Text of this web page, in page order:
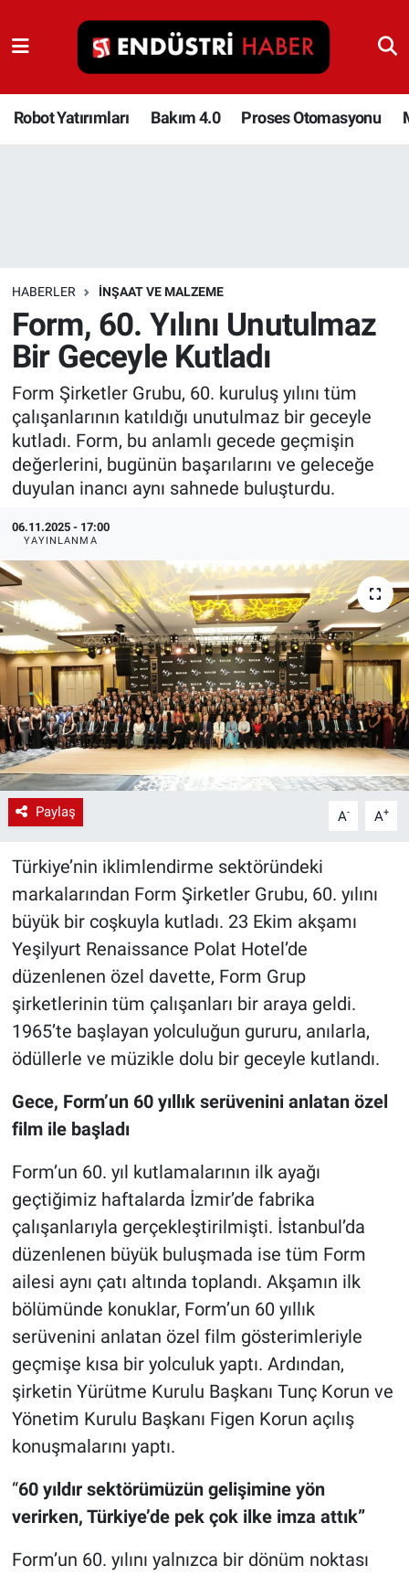
Robot Yatırımları Bakım 4.0 Proses Otomasyonu
HABERLER İNŞAAT VE MALZEME
Form, 60. Yılını Unutulmaz
Bir Geceyle Kutladı
Form Şirketler Grubu, 60. kuruluş yılını tüm
çalışanlarının katıldığı unutulmaz bir geceyle
kutladı. Form, bu anlamlı gecede geçmişin
değerlerini, bugünün başarılarını ve geleceğe
duyulan inancı aynı sahnede buluşturdu.
06.11.2025 - 17:00
YAYINLANMA
Paylaş A- A+
Türkiye’nin iklimlendirme sektöründeki
markalarından Form Şirketler Grubu, 60. yılını
büyük bir coşkuyla kutladı. 23 Ekim akşamı
Yeşilyurt Renaissance Polat Hotel’de
düzenlenen özel davette, Form Grup
şirketlerinin tüm çalışanları bir araya geldi.
1965’te başlayan yolculuğun gururu, anılarla,
ödüllerle ve müzikle dolu bir geceyle kutlandı.
Gece, Form’un 60 yıllık serüvenini anlatan özel
film ile başladı
Form’un 60. yıl kutlamalarının ilk ayağı
geçtiğimiz haftalarda İzmir’de fabrika
çalışanlarıyla gerçekleştirilmişti. İstanbul’da
düzenlenen büyük buluşmada ise tüm Form
ailesi aynı çatı altında toplandı. Akşamın ilk
bölümünde konuklar, Form’un 60 yıllık
serüvenini anlatan özel film gösterimleriyle
geçmişe kısa bir yolculuk yaptı. Ardından,
şirketin Yürütme Kurulu Başkanı Tunç Korun ve
Yönetim Kurulu Başkanı Figen Korun açılış
konuşmalarını yaptı.
“60 yıldır sektörümüzün gelişimine yön
verirken, Türkiye’de pek çok ilke imza attık”
Form’un 60. yılını yalnızca bir dönüm noktası
Robot Yatırımları
Bakım 4.0
Depolama Çözümleri
İnşaat ve Malzeme
HaberOrtak
EndüstriST
Enerjisini Üreten Fabrikalar
Endüstri 4.0 Uygulamaları
Ağır Sanayi Çözümleri